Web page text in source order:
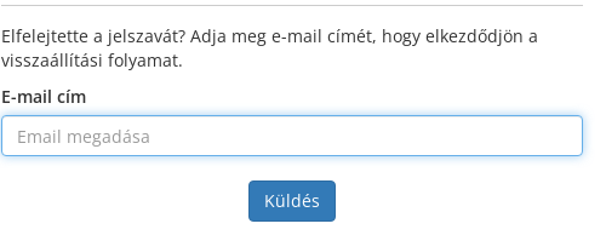
Elfelejtette a jelszavát? Adja meg e-mail címét, hogy elkezdődjön a
visszaállítási folyamat.
E-mail cím
Küldés